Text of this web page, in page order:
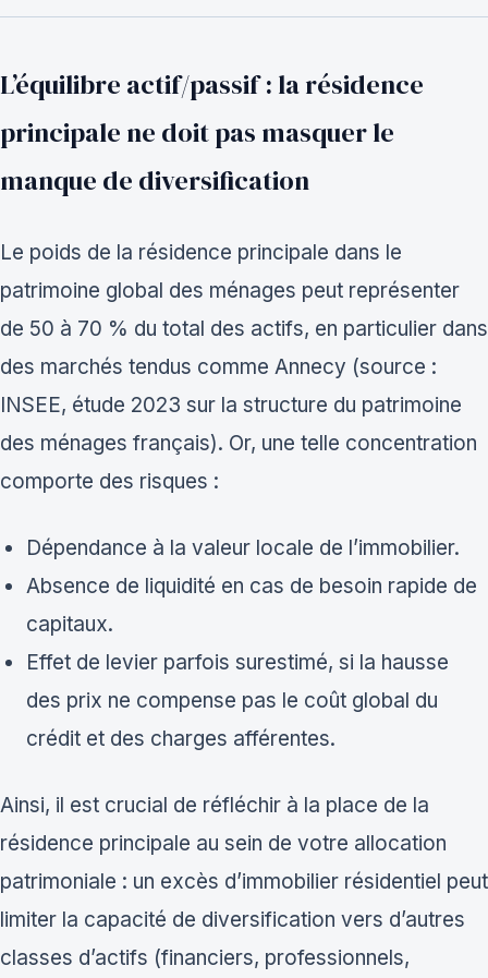
L’équilibre actif/passif : la résidence
principale ne doit pas masquer le
manque de diversification
Le poids de la résidence principale dans le
patrimoine global des ménages peut représenter
de 50 à 70 % du total des actifs, en particulier dans
des marchés tendus comme Annecy (source :
INSEE, étude 2023 sur la structure du patrimoine
des ménages français). Or, une telle concentration
comporte des risques :
Dépendance à la valeur locale de l’immobilier.
Absence de liquidité en cas de besoin rapide de
capitaux.
Effet de levier parfois surestimé, si la hausse
des prix ne compense pas le coût global du
crédit et des charges afférentes.
Ainsi, il est crucial de réfléchir à la place de la
résidence principale au sein de votre allocation
patrimoniale : un excès d’immobilier résidentiel peut
limiter la capacité de diversification vers d’autres
classes d’actifs (financiers, professionnels,